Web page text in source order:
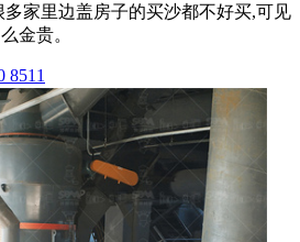
家里边盖房子的买沙都不好买,可见
金贵。
8511